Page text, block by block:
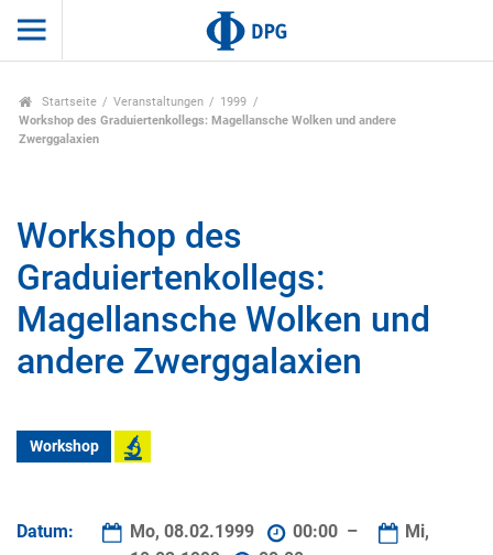
Startseite Veranstaltungen
1999
Workshop des Graduiertenkollegs: Magellansche Wolken und andere
Zwerggalaxien
Workshop des
Graduiertenkollegs:
Magellansche Wolken und
andere Zwerggalaxien
Workshop
Datum: Mo, 08.02.1999 00:00 –
Mi,